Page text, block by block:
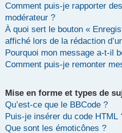
Comment puis-je rapporter
modérateur ?
À quoi sert le bouton «
affiché lors de la rédaction
Pourquoi mon message a-t-il
Comment puis-je remonter
Mise en forme et types de
Qu’est-ce que le BBCode ?
Puis-je insérer du code HTML
Que sont les émoticônes ?